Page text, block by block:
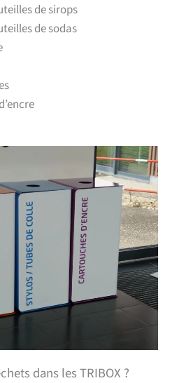
de sirops
de sodas
dans les TRIBOX ?